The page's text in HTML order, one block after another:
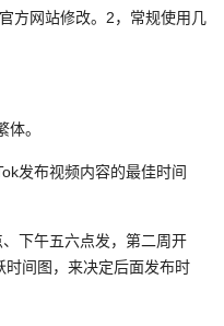
方网站修改。2，常规使用几
。
发布视频内容的最佳时间
下午五六点发，第二周开
间图，来决定后面发布时